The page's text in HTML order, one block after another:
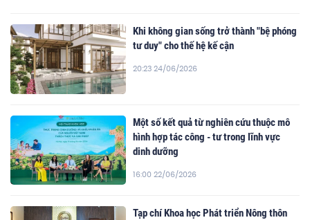
Khi không gian sống trở thành "bệ phóng
tư duy" cho thế hệ kế cận
20:23 24/06/2026
Một số kết quả từ nghiên cứu thuộc mô
hình hợp tác công - tư trong lĩnh vực
dinh dưỡng
16:00 22/06/2026
Tạp chí Khoa học Phát triển Nông thôn